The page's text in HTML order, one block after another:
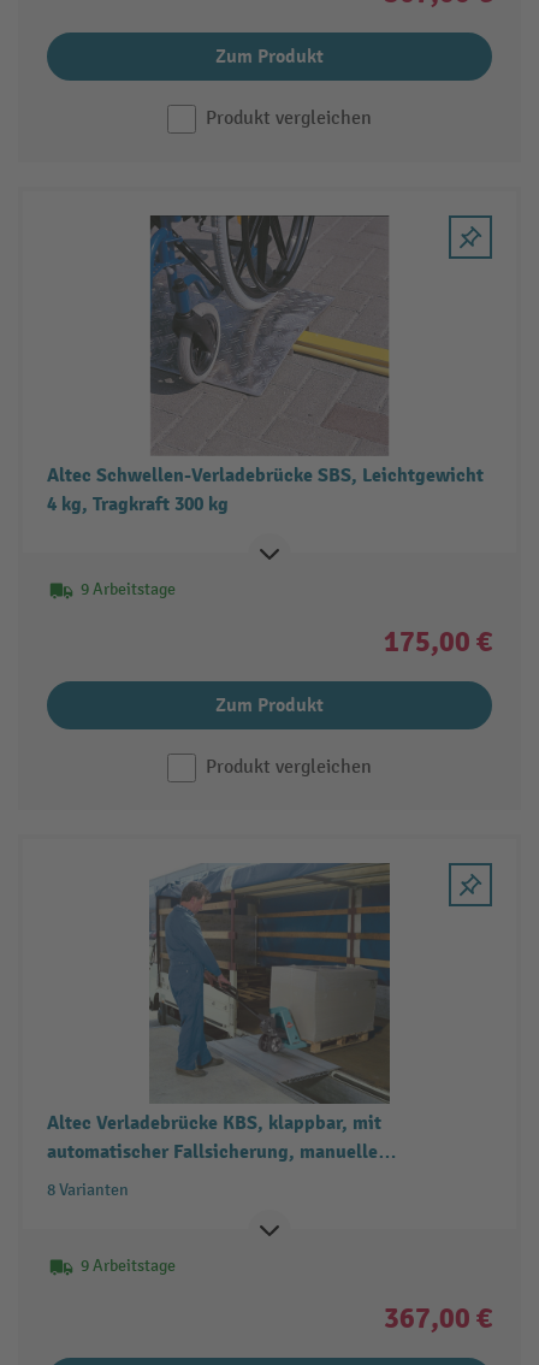
Zum Produkt
Produkt vergleichen
Altec Schwellen-Verladebrücke SBS, Leichtgewicht
4 kg, Tragkraft 300 kg
9 Arbeitstage
175,00 €
Zum Produkt
Produkt vergleichen
Altec Verladebrücke KBS, klappbar, mit
automatischer Fallsicherung, manuelle
Entriegelung
8 Varianten
9 Arbeitstage
367,00 €